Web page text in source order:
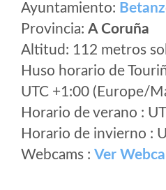
Ayuntamiento:
Provincia: A Coruña
Altitud: 112 metros
Huso horario de
UTC +1:00 (Europe/
Horario de verano :
Horario de invierno :
Webcams : Ver